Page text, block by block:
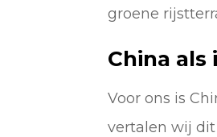
groene
China
Voor ons is
vertalen wij